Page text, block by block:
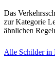
Das
zur Kategorie
ähnlichen
Alle Schilder in